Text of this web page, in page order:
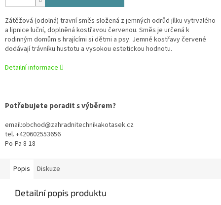
Zátěžová (odolná) travní směs složená z jemných odrůd jílku vytrvalého
a lipnice luční, doplněná kostřavou červenou. Směs je určená k
rodinným domům s hrajícími si dětmi a psy. Jemné kostřavy červené
dodávají trávníku hustotu a vysokou estetickou hodnotu.
Detailní informace
Potřebujete poradit s výběrem?
email:obchod@zahradnitechnikakotasek.cz
tel. +420602553656
Po-Pa 8-18
Popis Diskuze
Detailní popis produktu